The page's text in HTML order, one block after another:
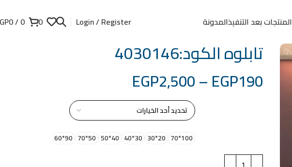
المنتجات بعد التنفيذالمدونة Login / Register
0
0
/
0
تابلوه الكود:4030146
EGP190
–
EGP2,500
100*70
20*30
30*40
40*50
50*70
90*60